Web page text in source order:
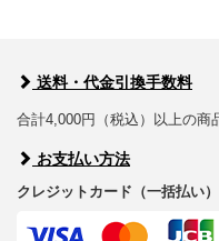
送料・代金引換手数料
合計4,000円（税込）以上の商
お支払い方法
クレジットカード（一括払い）